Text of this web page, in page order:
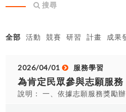
搜尋
全部 活動 競賽 研習 計畫 成果
2026/04/01 服務學習
說明： 一、依據志願服務獎勵